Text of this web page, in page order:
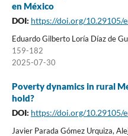
en México
DOI: https://doi.org/10.29105/
Eduardo Gilberto Loría Díaz de
159-182
2025-07-30
Poverty dynamics in rural
hold?
DOI: https://doi.org/10.29105/
Javier Parada Gómez Urquiza,